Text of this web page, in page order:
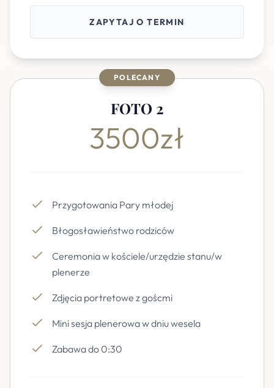
ZAPYTAJ O TERMIN
POLECANY
FOTO 2
3500zł
Przygotowania Pary młodej
Błogosławieństwo rodziców
Ceremonia w kościele/urzędzie stanu/w
plenerze
Zdjęcia portretowe z goścmi
Mini sesja plenerowa w dniu wesela
Zabawa do 0:30